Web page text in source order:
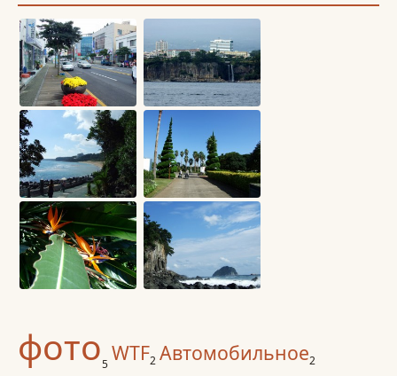
фото5 WTF2 Автомобильное2